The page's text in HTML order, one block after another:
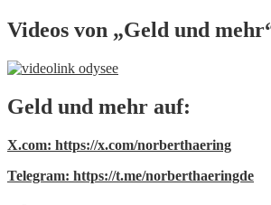
Videos von „Geld und
Geld und mehr auf:
X.com: https://x.com/norberthaering
Telegram: https://t.me/norberthaeringde